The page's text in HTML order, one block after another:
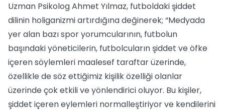
Uzman Psikolog Ahmet Yılmaz, futboldaki şiddet
dilinin holiganizmi artırdığına değinerek; “Medyada
yer alan bazı spor yorumcularının, futbolun
başındaki yöneticilerin, futbolcuların şiddet ve öfke
içeren söylemleri maalesef taraftar üzerinde,
özellikle de söz ettiğimiz kişilik özelliği olanlar
üzerinde çok etkili ve yönlendirici oluyor. Bu kişiler,
şiddet içeren eylemleri normalleştiriyor ve kendilerini